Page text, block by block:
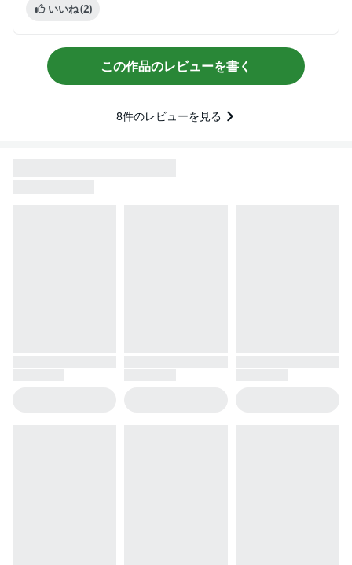
いいね(2)
この作品のレビューを書く
8件のレビューを見る